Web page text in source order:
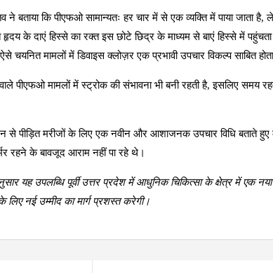
ने बताया कि पीएफओ सामान्यतः हर चार में से एक व्यक्ति में पाया जाता
के दाएं हिस्से का रक्त इस छोटे छिद्र के माध्यम से बाएं हिस्से में
मामलों में डिवाइस क्लोज़र एक प्रभावी उपचार विकल्प साबित
पीएफओ मामलों में स्ट्रोक की संभावना भी बनी रहती है, इसलिए समय
से पीड़ित मरीजों के लिए एक नवीन और आशाजनक उपचार विधि बताते
रहने के बावजूद आराम नहीं पा रहे थे।
यह उपलब्धि पूर्वी उत्तर प्रदेश में आधुनिक चिकित्सा के क्षेत्र में एक
लिए नई उम्मीद का मार्ग प्रशस्त करेगी।